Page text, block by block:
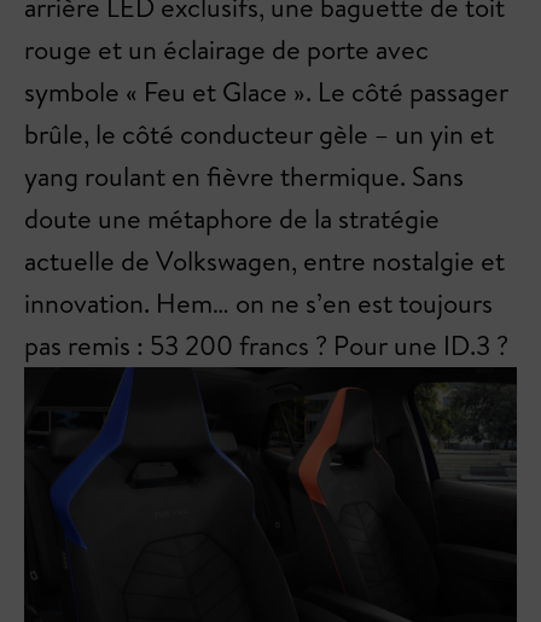
arrière LED exclusifs, une baguette de toit
rouge et un éclairage de porte avec
symbole « Feu et Glace ». Le côté passager
brûle, le côté conducteur gèle – un yin et
yang roulant en fièvre thermique. Sans
doute une métaphore de la stratégie
actuelle de Volkswagen, entre nostalgie et
innovation. Hem… on ne s’en est toujours
pas remis : 53 200 francs ? Pour une ID.3 ?